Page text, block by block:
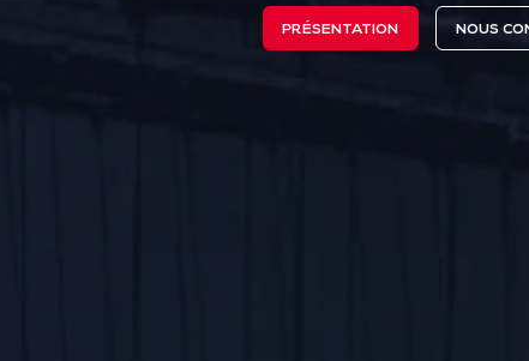
PRÉSENTATION NOUS